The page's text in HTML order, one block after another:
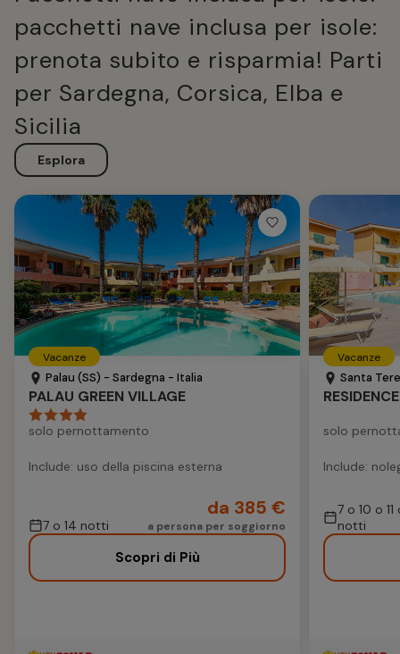
pacchetti nave inclusa per isole:
prenota subito e risparmia! Parti
per Sardegna, Corsica, Elba e
Sicilia
Esplora
Vacanze
Palau (SS) - Sardegna - Italia
PALAU GREEN VILLAGE
solo pernottamento
Include: uso della piscina esterna
7 o 14 notti
da 385 €
a persona per soggiorno
Scopri di Più
Vacanze
Santa
solo
Include:
7 o 10 o 11
notti